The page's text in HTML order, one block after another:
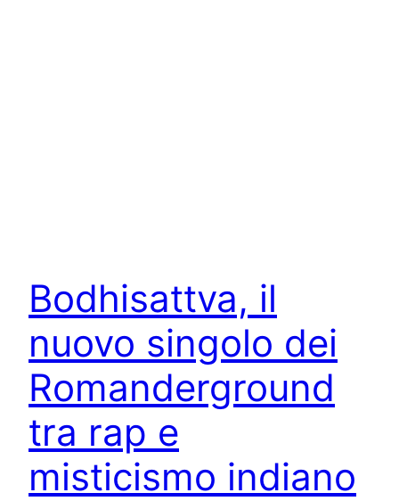
Bodhisattva, il
nuovo singolo dei
Romanderground
tra rap e
misticismo indiano